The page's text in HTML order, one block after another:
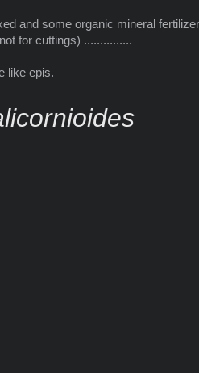
and some organic mineral
for cuttings) ...............
like epis.